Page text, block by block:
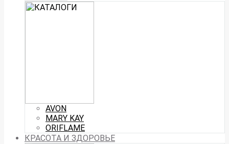
AVON
MARY KAY
ORIFLAME
КРАСОТА И ЗДОРОВЬЕ